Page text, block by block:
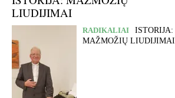
LIUDIJIMAI
RADIKALIAI
ISTORIJA:
MAŽMOŽIŲ LIUDIJIMAI